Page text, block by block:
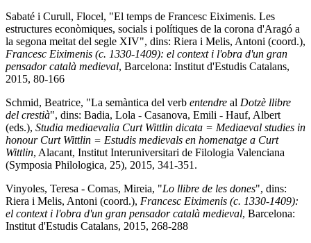
Sabaté i Curull, Flocel, "El temps de Francesc Eiximenis. Les
estructures econòmiques, socials i polítiques de la corona d'Aragó a
la segona meitat del segle XIV", dins: Riera i Melis, Antoni (coord.),
Francesc Eiximenis (c. 1330-1409): el context i l'obra d'un gran
pensador català medieval, Barcelona: Institut d'Estudis Catalans,
2015, 80-166
Schmid, Beatrice, "La semàntica del verb entendre al Dotzè llibre
del crestià", dins: Badia, Lola - Casanova, Emili - Hauf, Albert
(eds.), Studia mediaevalia Curt Wittlin dicata = Mediaeval studies in
honour Curt Wittlin = Estudis medievals en homenatge a Curt
Wittlin, Alacant, Institut Interuniversitari de Filologia Valenciana
(Symposia Philologica, 25), 2015, 341-351.
Vinyoles, Teresa - Comas, Mireia, "Lo llibre de les dones", dins:
Riera i Melis, Antoni (coord.), Francesc Eiximenis (c. 1330-1409):
el context i l'obra d'un gran pensador català medieval, Barcelona:
Institut d'Estudis Catalans, 2015, 268-288